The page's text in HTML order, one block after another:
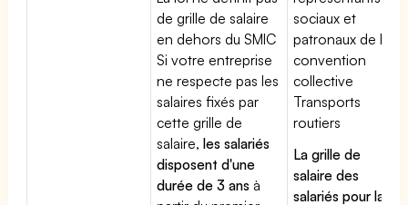
de grille de salaire
en dehors du SMIC
Si votre entreprise
ne respecte pas les
salaires fixés par
cette grille de
salaire,les salariés
disposent d'une
durée de 3 ans à
sociaux et
patronaux de la
convention
collective
Transports
routiers
La grille de
salaire des
salariés pour la